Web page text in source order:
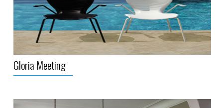
Gloria Meeting